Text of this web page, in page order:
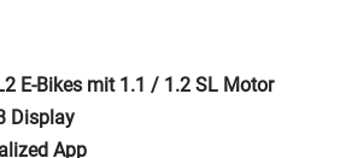
E-Bikes mit 1.1 / 1.2 SL Motor
Display
App